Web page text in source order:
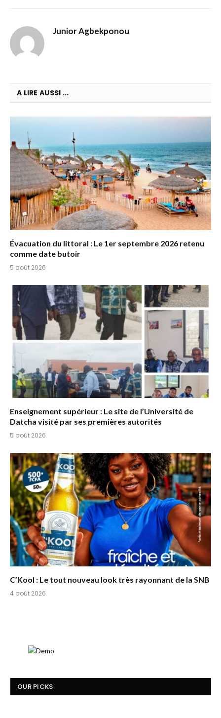
Junior Agbekponou
A LIRE AUSSI ...
Évacuation du littoral : Le 1er septembre 2026 retenu
comme date butoir
5 août 2026
Enseignement supérieur : Le site de l’Université de
Datcha visité par ses premières autorités
5 août 2026
C’Kool : Le tout nouveau look très rayonnant de la SNB
4 août 2026
OUR PICKS